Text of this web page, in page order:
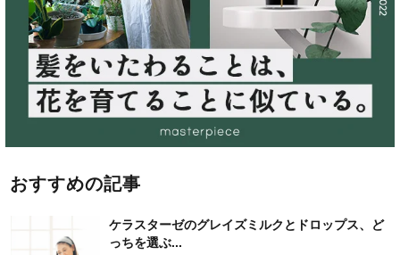
おすすめの記事
ケラスターゼのグレイズミルクとドロップス、ど
っちを選ぶ...